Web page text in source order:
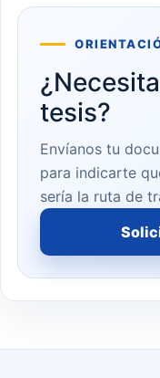
tesis?
Envíanos tu
para indicarte
sería la ruta de